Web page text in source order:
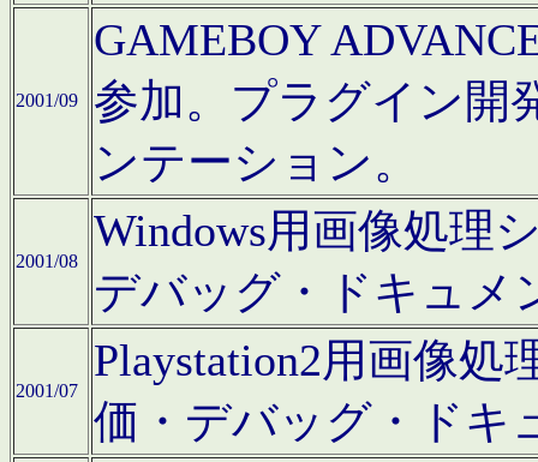
2001/09
GAMEBOY
参加。プラグイン開
ンテーション。
2001/08
Windows用画像処理
デバッグ・ドキュメ
2001/07
Playstation2用画像
価・デバッグ・ドキ